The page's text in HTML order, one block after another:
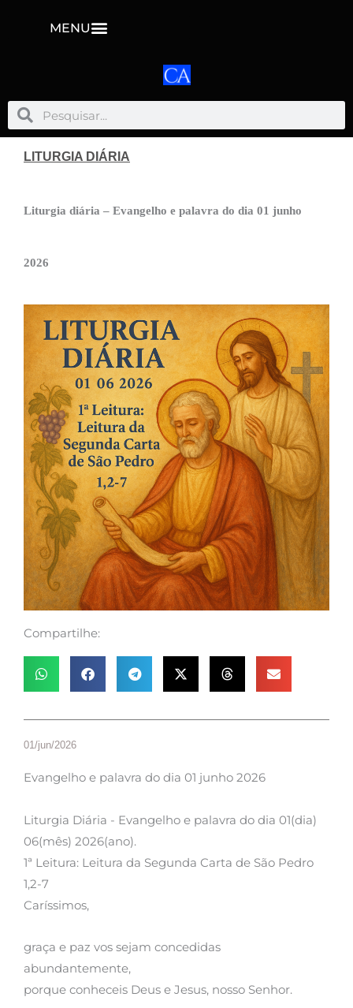
MENU
PesquisarPesquisar
LITURGIA DIÁRIA
Liturgia diária – Evangelho e palavra do dia 01 junho
2026
Compartilhe:
01/jun/2026
Evangelho e palavra do dia 01 junho 2026
Liturgia Diária - Evangelho e palavra do dia 01(dia)
06(mês) 2026(ano).
1ª Leitura: Leitura da Segunda Carta de São Pedro
1,2-7
Caríssimos,
graça e paz vos sejam concedidas
abundantemente,
porque conheceis Deus e Jesus, nosso Senhor.